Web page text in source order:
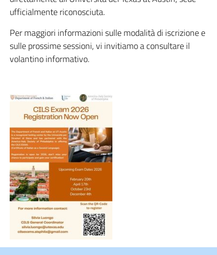
ufficialmente riconosciuta.
Per maggiori informazioni sulle modalità di iscrizione e
sulle prossime sessioni, vi invitiamo a consultare il
volantino informativo.